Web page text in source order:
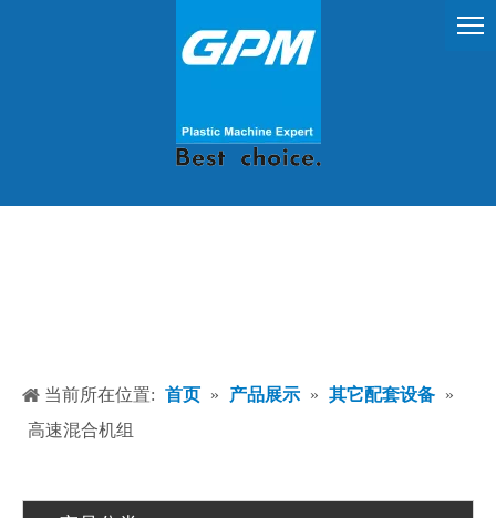
当前所在位置: 首页 » 产品展示 » 其它配套设备 »
高速混合机组